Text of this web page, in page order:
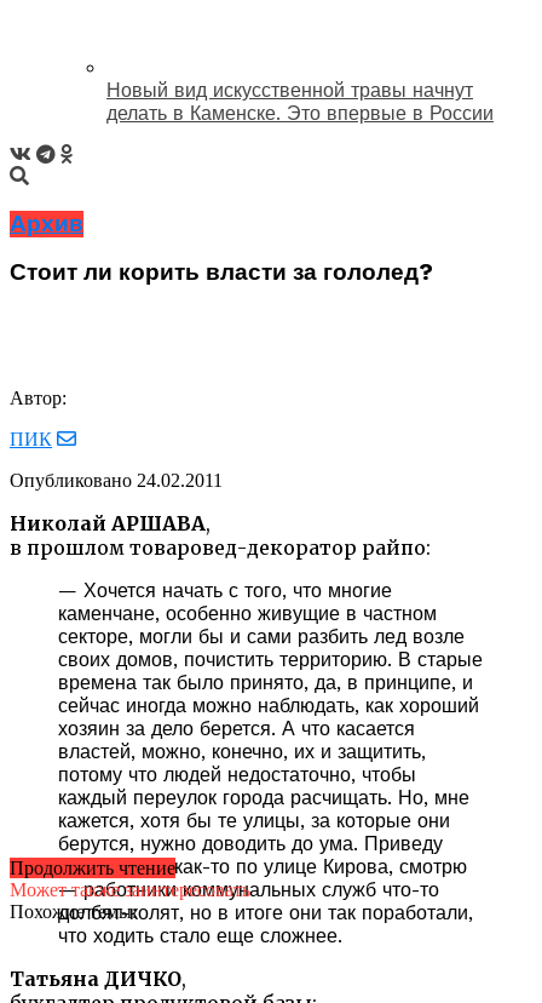
Новый вид искусственной травы начнут
делать в Каменске. Это впервые в России
Архив
Стоит ли корить власти за гололед?
Автор:
ПИК
Опубликовано 24.02.2011
Николай АРШАВА,
в прошлом товаровед-декоратор райпо:
— Хочется начать с того, что многие
каменчане, особенно живущие в частном
секторе, могли бы и сами разбить лед возле
своих домов, почистить территорию. В старые
времена так было принято, да, в принципе, и
сейчас иногда можно наблюдать, как хороший
хозяин за дело берется. А что касается
властей, можно, конечно, их и защитить,
потому что людей недостаточно, чтобы
каждый переулок города расчищать. Но, мне
кажется, хотя бы те улицы, за которые они
берутся, нужно доводить до ума. Приведу
пример: иду как-то по улице Кирова, смотрю
— работники коммунальных служб что-то
долбят-колят, но в итоге они так поработали,
что ходить стало еще сложнее.
Татьяна ДИЧКО,
Продолжить чтение
Может также заинтересовать
Похожие темы: